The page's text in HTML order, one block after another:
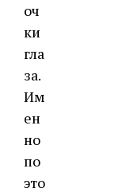
оч
ки
гла
за.
Им
ен
но
по
это